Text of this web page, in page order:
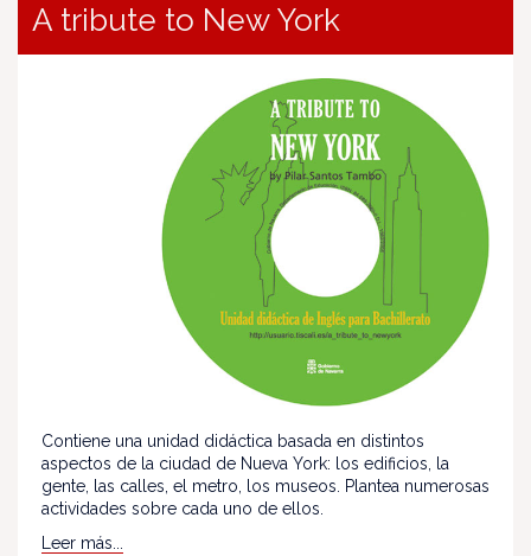
A tribute to New York
Contiene una unidad didáctica basada en distintos
aspectos de la ciudad de Nueva York: los edificios, la
gente, las calles, el metro, los museos. Plantea numerosas
actividades sobre cada uno de ellos.
Leer más...